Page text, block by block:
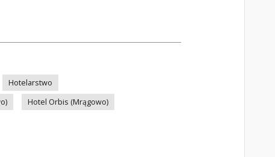
Hotelarstwo
Hotel Orbis (Mrągowo)